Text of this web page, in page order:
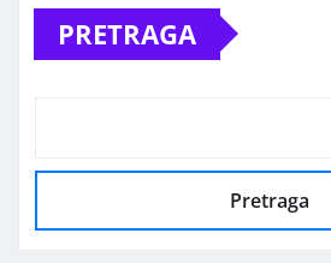
PRETRAGA
Pretraga